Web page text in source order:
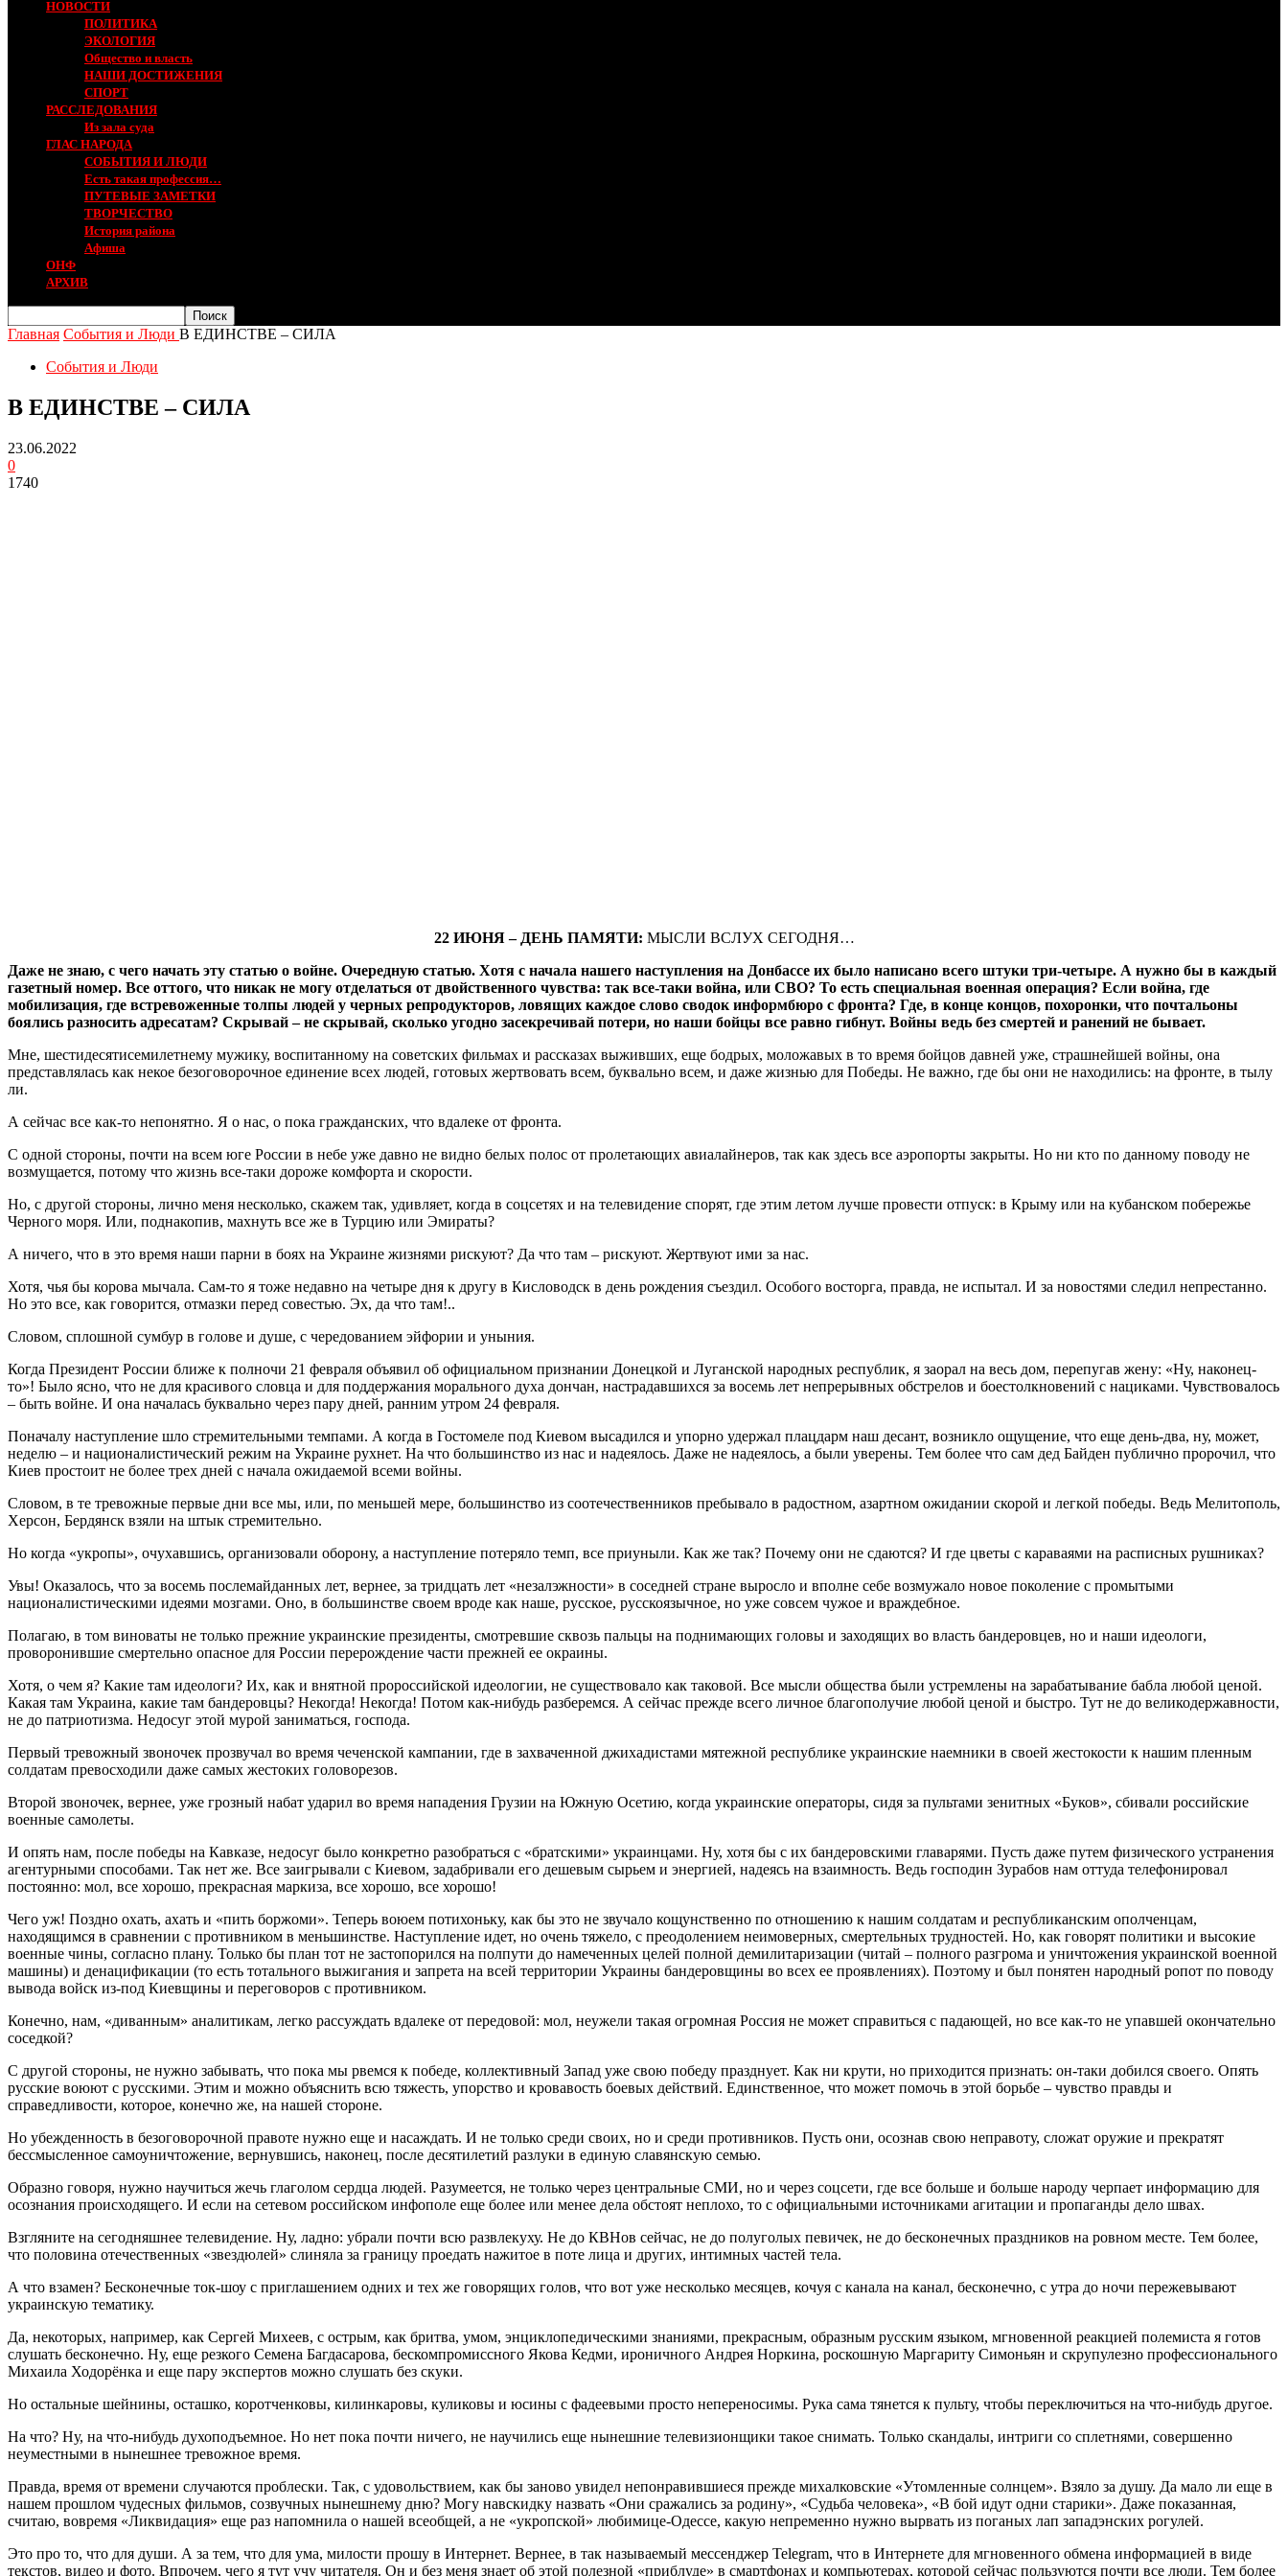
НОВОСТИ
ПОЛИТИКА
ЭКОЛОГИЯ
Общество и власть
НАШИ ДОСТИЖЕНИЯ
СПОРТ
РАССЛЕДОВАНИЯ
Из зала суда
ГЛАС НАРОДА
СОБЫТИЯ И ЛЮДИ
Есть такая профессия…
ПУТЕВЫЕ ЗАМЕТКИ
ТВОРЧЕСТВО
История района
Афиша
ОНФ
АРХИВ
Главная События и Люди В ЕДИНСТВЕ – СИЛА
События и Люди
В ЕДИНСТВЕ – СИЛА
23.06.2022
0
1740
22 ИЮНЯ – ДЕНЬ ПАМЯТИ: МЫСЛИ ВСЛУХ СЕГОДНЯ…
Даже не знаю, с чего начать эту статью о войне. Очередную статью. Хотя с начала нашего наступления на Донбассе их было написано всего штуки три-четыре. А нужно бы в каждый
газетный номер. Все оттого, что никак не могу отделаться от двойственного чувства: так все-таки война, или СВО? То есть специальная военная операция? Если война, где
мобилизация, где встревоженные толпы людей у черных репродукторов, ловящих каждое слово сводок информбюро с фронта? Где, в конце концов, похоронки, что почтальоны
боялись разносить адресатам? Скрывай – не скрывай, сколько угодно засекречивай потери, но наши бойцы все равно гибнут. Войны ведь без смертей и ранений не бывает.
Мне, шестидесятисемилетнему мужику, воспитанному на советских фильмах и рассказах выживших, еще бодрых, моложавых в то время бойцов давней уже, страшнейшей войны, она
представлялась как некое безоговорочное единение всех людей, готовых жертвовать всем, буквально всем, и даже жизнью для Победы. Не важно, где бы они не находились: на фронте, в тылу
ли.
А сейчас все как-то непонятно. Я о нас, о пока гражданских, что вдалеке от фронта.
С одной стороны, почти на всем юге России в небе уже давно не видно белых полос от пролетающих авиалайнеров, так как здесь все аэропорты закрыты. Но ни кто по данному поводу не
возмущается, потому что жизнь все-таки дороже комфорта и скорости.
Но, с другой стороны, лично меня несколько, скажем так, удивляет, когда в соцсетях и на телевидение спорят, где этим летом лучше провести отпуск: в Крыму или на кубанском побережье
Черного моря. Или, поднакопив, махнуть все же в Турцию или Эмираты?
А ничего, что в это время наши парни в боях на Украине жизнями рискуют? Да что там – рискуют. Жертвуют ими за нас.
Хотя, чья бы корова мычала. Сам-то я тоже недавно на четыре дня к другу в Кисловодск в день рождения съездил. Особого восторга, правда, не испытал. И за новостями следил непрестанно.
Но это все, как говорится, отмазки перед совестью. Эх, да что там!..
Словом, сплошной сумбур в голове и душе, с чередованием эйфории и уныния.
Когда Президент России ближе к полночи 21 февраля объявил об официальном признании Донецкой и Луганской народных республик, я заорал на весь дом, перепугав жену: «Ну, наконец-
то»! Было ясно, что не для красивого словца и для поддержания морального духа дончан, настрадавшихся за восемь лет непрерывных обстрелов и боестолкновений с нациками. Чувствовалось
– быть войне. И она началась буквально через пару дней, ранним утром 24 февраля.
Поначалу наступление шло стремительными темпами. А когда в Гостомеле под Киевом высадился и упорно удержал плацдарм наш десант, возникло ощущение, что еще день-два, ну, может,
неделю – и националистический режим на Украине рухнет. На что большинство из нас и надеялось. Даже не надеялось, а были уверены. Тем более что сам дед Байден публично пророчил, что
Киев простоит не более трех дней с начала ожидаемой всеми войны.
Словом, в те тревожные первые дни все мы, или, по меньшей мере, большинство из соотечественников пребывало в радостном, азартном ожидании скорой и легкой победы. Ведь Мелитополь,
Херсон, Бердянск взяли на штык стремительно.
Но когда «укропы», очухавшись, организовали оборону, а наступление потеряло темп, все приуныли. Как же так? Почему они не сдаются? И где цветы с караваями на расписных рушниках?
Увы! Оказалось, что за восемь послемайданных лет, вернее, за тридцать лет «незалэжности» в соседней стране выросло и вполне себе возмужало новое поколение с промытыми
националистическими идеями мозгами. Оно, в большинстве своем вроде как наше, русское, русскоязычное, но уже совсем чужое и враждебное.
Полагаю, в том виноваты не только прежние украинские президенты, смотревшие сквозь пальцы на поднимающих головы и заходящих во власть бандеровцев, но и наши идеологи,
проворонившие смертельно опасное для России перерождение части прежней ее окраины.
Хотя, о чем я? Какие там идеологи? Их, как и внятной пророссийской идеологии, не существовало как таковой. Все мысли общества были устремлены на зарабатывание бабла любой ценой.
Какая там Украина, какие там бандеровцы? Некогда! Некогда! Потом как-нибудь разберемся. А сейчас прежде всего личное благополучие любой ценой и быстро. Тут не до великодержавности,
не до патриотизма. Недосуг этой мурой заниматься, господа.
Первый тревожный звоночек прозвучал во время чеченской кампании, где в захваченной джихадистами мятежной республике украинские наемники в своей жестокости к нашим пленным
солдатам превосходили даже самых жестоких головорезов.
Второй звоночек, вернее, уже грозный набат ударил во время нападения Грузии на Южную Осетию, когда украинские операторы, сидя за пультами зенитных «Буков», сбивали российские
военные самолеты.
И опять нам, после победы на Кавказе, недосуг было конкретно разобраться с «братскими» украинцами. Ну, хотя бы с их бандеровскими главарями. Пусть даже путем физического устранения
агентурными способами. Так нет же. Все заигрывали с Киевом, задабривали его дешевым сырьем и энергией, надеясь на взаимность. Ведь господин Зурабов нам оттуда телефонировал
постоянно: мол, все хорошо, прекрасная маркиза, все хорошо, все хорошо!
Чего уж! Поздно охать, ахать и «пить боржоми». Теперь воюем потихоньку, как бы это не звучало кощунственно по отношению к нашим солдатам и республиканским ополченцам,
находящимся в сравнении с противником в меньшинстве. Наступление идет, но очень тяжело, с преодолением неимоверных, смертельных трудностей. Но, как говорят политики и высокие
военные чины, согласно плану. Только бы план тот не застопорился на полпути до намеченных целей полной демилитаризации (читай – полного разгрома и уничтожения украинской военной
машины) и денацификации (то есть тотального выжигания и запрета на всей территории Украины бандеровщины во всех ее проявлениях). Поэтому и был понятен народный ропот по поводу
вывода войск из-под Киевщины и переговоров с противником.
Конечно, нам, «диванным» аналитикам, легко рассуждать вдалеке от передовой: мол, неужели такая огромная Россия не может справиться с падающей, но все как-то не упавшей окончательно
соседкой?
С другой стороны, не нужно забывать, что пока мы рвемся к победе, коллективный Запад уже свою победу празднует. Как ни крути, но приходится признать: он-таки добился своего. Опять
русские воюют с русскими. Этим и можно объяснить всю тяжесть, упорство и кровавость боевых действий. Единственное, что может помочь в этой борьбе – чувство правды и
справедливости, которое, конечно же, на нашей стороне.
Но убежденность в безоговорочной правоте нужно еще и насаждать. И не только среди своих, но и среди противников. Пусть они, осознав свою неправоту, сложат оружие и прекратят
бессмысленное самоуничтожение, вернувшись, наконец, после десятилетий разлуки в единую славянскую семью.
Образно говоря, нужно научиться жечь глаголом сердца людей. Разумеется, не только через центральные СМИ, но и через соцсети, где все больше и больше народу черпает информацию для
осознания происходящего. И если на сетевом российском инфополе еще более или менее дела обстоят неплохо, то с официальными источниками агитации и пропаганды дело швах.
Взгляните на сегодняшнее телевидение. Ну, ладно: убрали почти всю развлекуху. Не до КВНов сейчас, не до полуголых певичек, не до бесконечных праздников на ровном месте. Тем более,
что половина отечественных «звездюлей» слиняла за границу проедать нажитое в поте лица и других, интимных частей тела.
А что взамен? Бесконечные ток-шоу с приглашением одних и тех же говорящих голов, что вот уже несколько месяцев, кочуя с канала на канал, бесконечно, с утра до ночи пережевывают
украинскую тематику.
Да, некоторых, например, как Сергей Михеев, с острым, как бритва, умом, энциклопедическими знаниями, прекрасным, образным русским языком, мгновенной реакцией полемиста я готов
слушать бесконечно. Ну, еще резкого Семена Багдасарова, бескомпромиссного Якова Кедми, ироничного Андрея Норкина, роскошную Маргариту Симоньян и скрупулезно профессионального
Михаила Ходорёнка и еще пару экспертов можно слушать без скуки.
Но остальные шейнины, осташко, коротченковы, килинкаровы, куликовы и юсины с фадеевыми просто непереносимы. Рука сама тянется к пульту, чтобы переключиться на что-нибудь другое.
На что? Ну, на что-нибудь духоподъемное. Но нет пока почти ничего, не научились еще нынешние телевизионщики такое снимать. Только скандалы, интриги со сплетнями, совершенно
неуместными в нынешнее тревожное время.
Правда, время от времени случаются проблески. Так, с удовольствием, как бы заново увидел непонравившиеся прежде михалковские «Утомленные солнцем». Взяло за душу. Да мало ли еще в
нашем прошлом чудесных фильмов, созвучных нынешнему дню? Могу навскидку назвать «Они сражались за родину», «Судьба человека», «В бой идут одни старики». Даже показанная,
считаю, вовремя «Ликвидация» еще раз напомнила о нашей всеобщей, а не «укропской» любимице-Одессе, какую непременно нужно вырвать из поганых лап западэнских рогулей.
Это про то, что для души. А за тем, что для ума, милости прошу в Интернет. Вернее, в так называемый мессенджер Telegram, что в Интернете для мгновенного обмена информацией в виде
текстов, видео и фото. Впрочем, чего я тут учу читателя. Он и без меня знает об этой полезной «приблуде» в смартфонах и компьютерах, которой сейчас пользуются почти все люди. Тем более